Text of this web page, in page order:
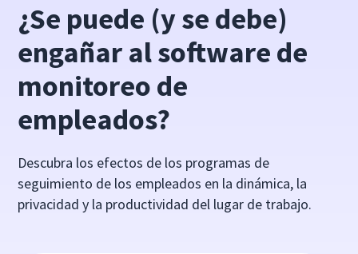
¿Se puede (y se debe)
engañar al software de
monitoreo de
empleados?
Descubra los efectos de los programas de
seguimiento de los empleados en la dinámica, la
privacidad y la productividad del lugar de trabajo.